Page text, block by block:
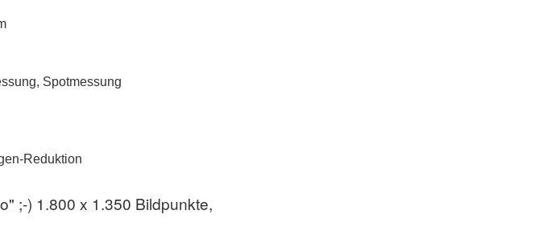
Spotmessung
Reduktion
;-) 1.800 x 1.350 Bildpunkte,